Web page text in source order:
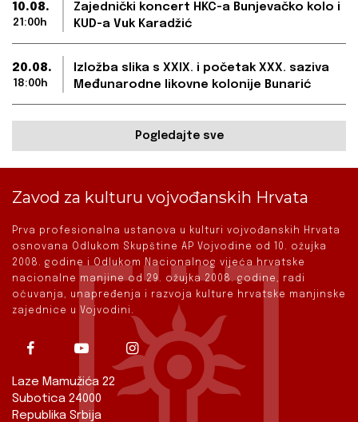
10.08.
21:00h
Zajednički koncert HKC-a Bunjevačko kolo i
KUD-a Vuk Karadžić
20.08.
18:00h
Izložba slika s XXIX. i početak XXX. saziva
Međunarodne likovne kolonije Bunarić
Pogledajte sve
Zavod za kulturu vojvođanskih Hrvata
Prva profesionalna ustanova u kulturi vojvođanskih Hrvata
osnovana Odlukom Skupštine AP Vojvodine od 10. ožujka
2008. godine i Odlukom Nacionalnog vijeća hrvatske
nacionalne manjine od 29. ožujka 2008. godine, radi
očuvanja, unapređenja i razvoja kulture hrvatske manjinske
zajednice u Vojvodini.
Laze Mamužića 22
Subotica 24000
Republika Srbija